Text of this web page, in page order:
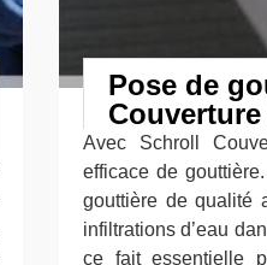
Pose de
Couverture
Avec Schroll
efficace de
gouttière de qualité
infiltrations d’eau
ce fait essentielle